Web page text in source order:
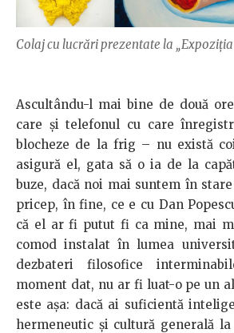
Colaj cu lucrări prezentate la „Expoziția
Ascultându-l mai bine de două
care şi telefonul cu care
blocheze de la frig – nu există
asigură el, gata să o ia de la
buze, dacă noi mai suntem în
pricep, în fine, ce e cu Dan
că el ar fi putut fi ca mine, mai
comod instalat în lumea
dezbateri filosofice
moment dat, nu ar fi luat-o pe un
este aşa: dacă ai suficientă
hermeneutic şi cultură generală